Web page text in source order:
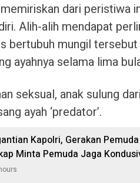
dari peristiwa
Alih-alih mendapat
bertubuh mungil tersebut
ayahnya selama lima
seksual, anak sulung
ayah ‘predator’.
Kapolri, Gerakan
Minta Pemuda Jaga